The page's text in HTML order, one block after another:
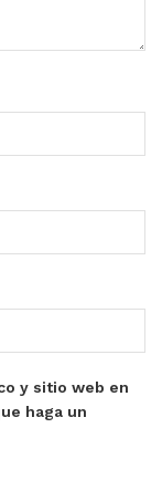
y sitio web en
haga un